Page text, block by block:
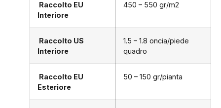
Raccolto EU
Interiore
450 – 550 gr/m2
Raccolto US
Interiore
1.5 – 1.8 oncia/piede
quadro
Raccolto EU
Esteriore
50 – 150 gr/pianta